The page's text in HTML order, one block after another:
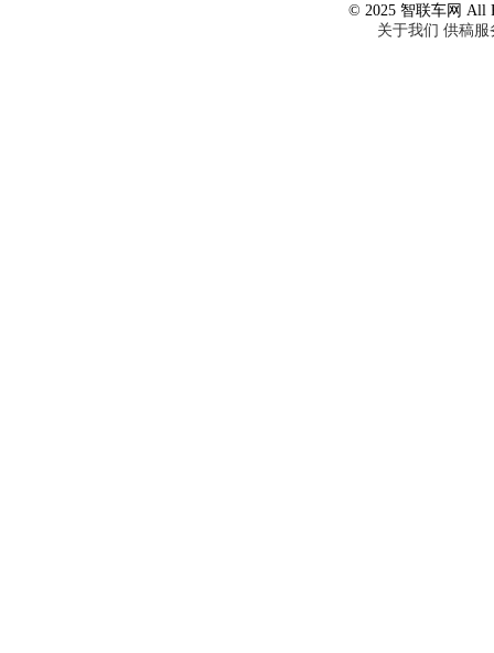
© 2025 智联车网 All
关于我们 供稿服